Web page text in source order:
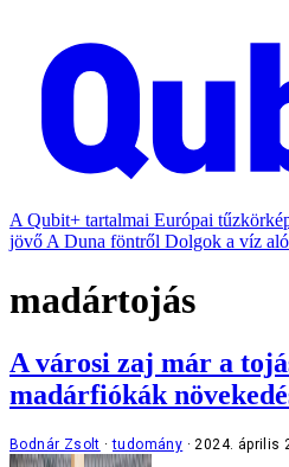
A Qubit+ tartalmai Európai
jövő A Duna föntről Dolgok a víz
madártojás
A városi zaj már a
madárfiókák
Bodnár Zsolt tudomány 2024. április